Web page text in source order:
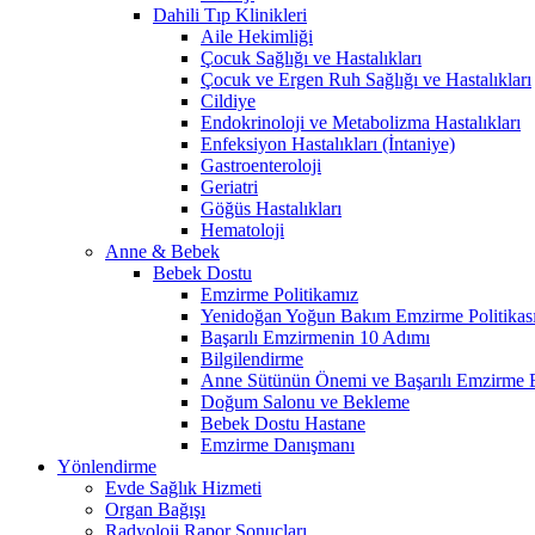
Dahili Tıp Klinikleri
Aile Hekimliği
Çocuk Sağlığı ve Hastalıkları
Çocuk ve Ergen Ruh Sağlığı ve Hastalıkları
Cildiye
Endokrinoloji ve Metabolizma Hastalıkları
Enfeksiyon Hastalıkları (İntaniye)
Gastroenteroloji
Geriatri
Göğüs Hastalıkları
Hematoloji
Anne & Bebek
Bebek Dostu
Emzirme Politikamız
Yenidoğan Yoğun Bakım Emzirme Politikası
Başarılı Emzirmenin 10 Adımı
Bilgilendirme
Anne Sütünün Önemi ve Başarılı Emzirme
Doğum Salonu ve Bekleme
Bebek Dostu Hastane
Emzirme Danışmanı
Yönlendirme
Evde Sağlık Hizmeti
Organ Bağışı
Radyoloji Rapor Sonuçları